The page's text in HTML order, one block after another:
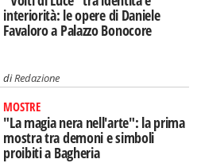
interiorità: le opere di Daniele
Favaloro a Palazzo Bonocore
diRedazione
MOSTRE
"La magia nera nell'arte": la prima
mostra tra demoni e simboli
proibiti a Bagheria